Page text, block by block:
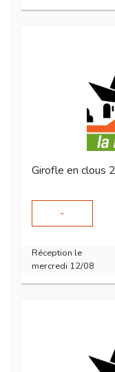
Girofle en clous
-
Réception le
mercredi 12/08